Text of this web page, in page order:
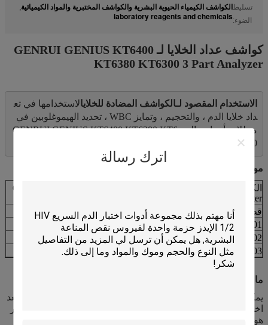
اترك رسالة
تسليط
الضوء:
الكواشف الكيمياء الحيوية البشرية والكواشف المختبرية والمواد الكيميائية,
laboratory reagents and chemicals
كواشف عداد الخلايا لـ GENRUI GENIUS KT6400
KT6380 KT6300 3 Part Analyzer
الاستخدام المقصود لـالكواشف المضادة للخلايالاستخدامها في تع
محللات أمراض الدم GENRUI GENIUS KT6400 KT6380 KT6
300.
مواصفات
الكواشف المضادة للخلايا
الكواشف المتوافقة مع Genrui Genius KT6400 KT6380 KT6300
KT6280 KT6200 KT6180 Cell Counter
قطة.لا
وصف
حجم العبوة
DWX-31901
مخفف- KT
20 لتر
DWX-31902
LYSE-KT
5 لتر
DWX-31903
شطف- KT 5 لتر
ما هي الاختلافات بين المنظفات؟
يمكن تصنيف المنظفات إلى نوعين.الأول هو تنظيف خط الأنابيب بعد
اختبار واحد لتعديل التلوث المتبادل ، واستخدامه بعد كل اختبار ؛آخر